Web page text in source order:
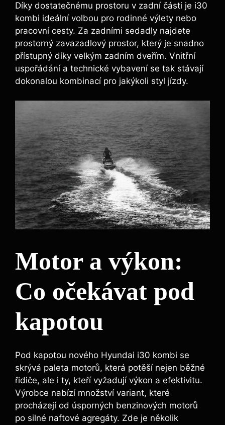
Díky dostatečnému prostoru v zadní části je i30
kombi ideální volbou pro rodinné výlety nebo
pracovní cesty. Za zadními sedadly najdete
prostorný zavazadlový prostor, který je snadno
přístupný díky velkým zadním dveřím. Vnitřní
uspořádání a technické vybavení se tak stávají
dokonalou kombinací pro jakýkoli styl jízdy.
Motor a výkon:
Co očekávat pod
kapotou
Pod kapotou nového Hyundai i30 kombi se
skrývá paleta motorů, která potěší nejen běžné
řidiče, ale i ty, kteří vyžadují výkon a efektivitu.
Výrobce nabízí množství variant, které
procházejí od úsporných benzinových motorů
po silné naftové agregáty. Zde je několik